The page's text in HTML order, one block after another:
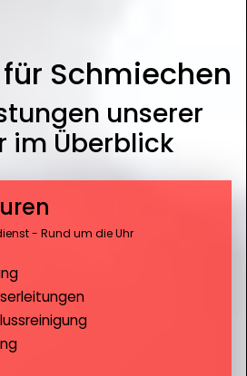
Schmiechen
unserer
im Überblick
- Rund um die Uhr